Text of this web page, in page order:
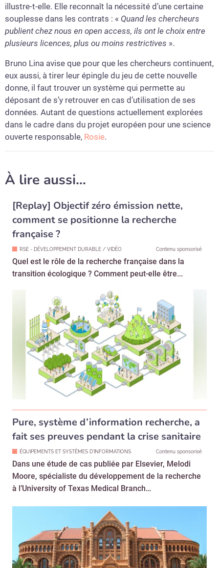
illustre-t-elle. Elle reconnaît la nécessité d’une certaine
souplesse dans les contrats : « Quand les chercheurs
publient chez nous en open access, ils ont le choix entre
plusieurs licences, plus ou moins restrictives ».
Bruno Lina avise que pour que les chercheurs continuent,
eux aussi, à tirer leur épingle du jeu de cette nouvelle
donne, il faut trouver un système qui permette au
déposant de s’y retrouver en cas d’utilisation de ses
données. Autant de questions actuellement explorées
dans le cadre dans du projet européen pour une science
ouverte responsable, Rosie.
À lire aussi…
[Replay] Objectif zéro émission nette,
comment se positionne la recherche
française ?
RSE - DÉVELOPPEMENT DURABLE / VIDÉO Contenu sponsorisé
Quel est le rôle de la recherche française dans la
transition écologique ? Comment peut-elle être...
Pure, système d’information recherche, a
fait ses preuves pendant la crise sanitaire
ÉQUIPEMENTS ET SYSTÈMES D'INFORMATIONS Contenu sponsorisé
Dans une étude de cas publiée par Elsevier, Melodi
Moore, spécialiste du développement de la recherche
à l’University of Texas Medical Branch…